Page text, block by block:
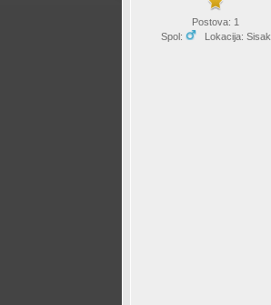
Postova: 1
Spol:
Lokacija: Sisak